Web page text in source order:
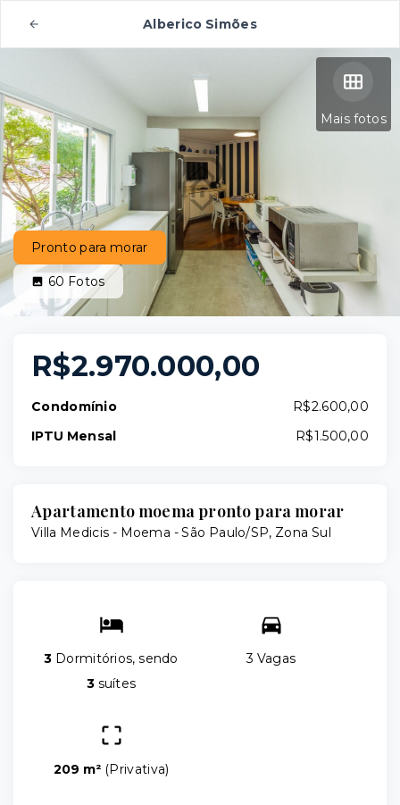
Alberico Simões
Mais fotos
Pronto para morar
60 Fotos
R$2.970.000,00
Condomínio
R$2.600,00
IPTU Mensal
R$1.500,00
Apartamento moema pronto para morar
Villa Medicis - Moema - São Paulo/SP, Zona Sul
3 Dormitórios, sendo
3suítes
3 Vagas
209 m² (Privativa)